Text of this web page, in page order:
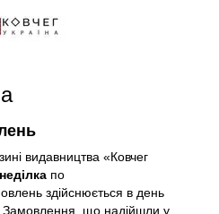
видавництва «Ковчег
по
здійснюється в день
Замовлення, що надійшли у